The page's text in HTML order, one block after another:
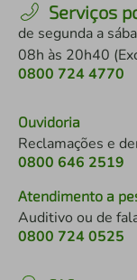
Serviços
de segunda a
08h às 20h40
0800 724 4770
Ouvidoria
Reclamações e
0800 646 2519
Atendimento a
Auditivo ou de
0800 724 0525